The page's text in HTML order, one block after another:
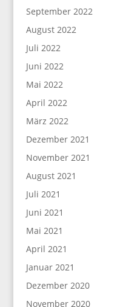
September 2022
August 2022
Juli 2022
Juni 2022
Mai 2022
April 2022
März 2022
Dezember 2021
November 2021
August 2021
Juli 2021
Juni 2021
Mai 2021
April 2021
Januar 2021
Dezember 2020
November 2020